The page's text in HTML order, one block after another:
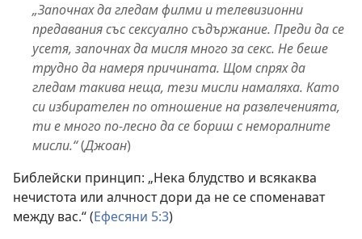
„Започнах да гледам филми и телевизионни
предавания със сексуално съдържание. Преди да се
усетя, започнах да мисля много за секс. Не беше
трудно да намеря причината. Щом спрях да
гледам такива неща, тези мисли намаляха. Като
си избирателен по отношение на развлеченията,
ти е много по-лесно да се бориш с неморалните
мисли.“(Джоан)
Библейски принцип: „Нека блудство и всякаква
нечистота или алчност дори да не се споменават
между вас.“ (Ефесяни 5:3)